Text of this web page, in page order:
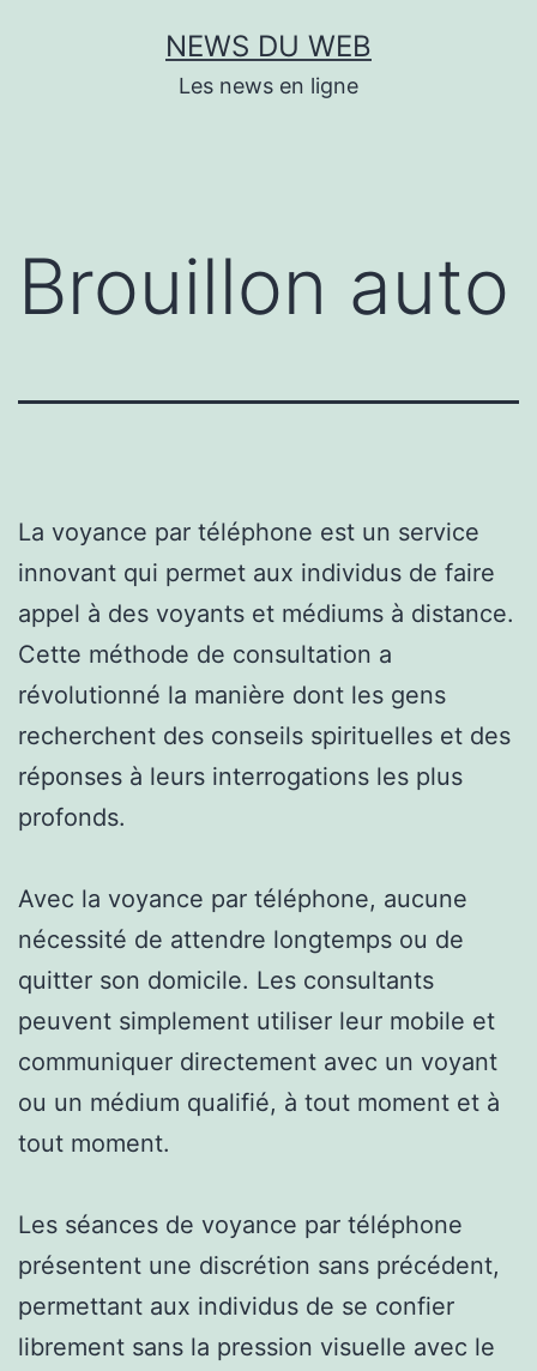
NEWS DU WEB
Les news en ligne
Brouillon auto
La voyance par téléphone est un service
innovant qui permet aux individus de faire
appel à des voyants et médiums à distance.
Cette méthode de consultation a
révolutionné la manière dont les gens
recherchent des conseils spirituelles et des
réponses à leurs interrogations les plus
profonds.
Avec la voyance par téléphone, aucune
nécessité de attendre longtemps ou de
quitter son domicile. Les consultants
peuvent simplement utiliser leur mobile et
communiquer directement avec un voyant
ou un médium qualifié, à tout moment et à
tout moment.
Les séances de voyance par téléphone
présentent une discrétion sans précédent,
permettant aux individus de se confier
librement sans la pression visuelle avec le